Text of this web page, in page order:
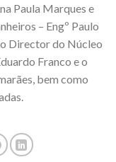
Paula Marques e
– Engº Paulo
Director do Núcleo
Franco e o
bem como